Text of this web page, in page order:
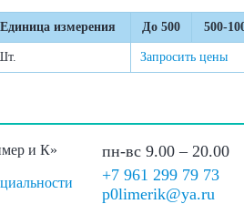
Единица измерения До 500 500-
Запросить цены
и К»
пн-вс 9.00 – 20.00
+7 961 299 79 73
p0limerik@ya.ru